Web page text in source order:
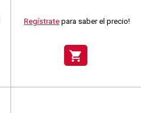
Regístrate para saber el precio!
shopping_cart